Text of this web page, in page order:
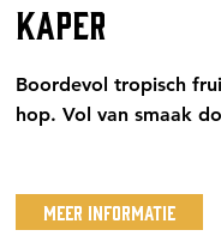
KAPER
Boordevol tropisch
hop. Vol van smaak
Meer Informatie